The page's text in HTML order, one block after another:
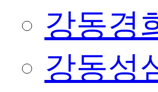
강동경
강동성